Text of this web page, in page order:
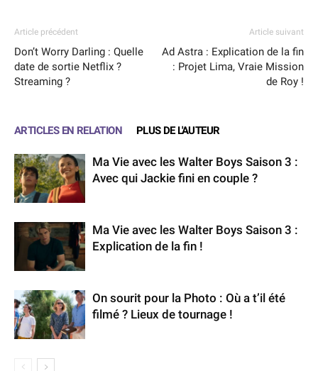
Article précédent
Don’t Worry Darling : Quelle
date de sortie Netflix ?
Streaming ?
Article suivant
Ad Astra : Explication de la fin
: Projet Lima, Vraie Mission
de Roy !
ARTICLES EN RELATION PLUS DE L'AUTEUR
Ma Vie avec les Walter Boys Saison 3 :
Avec qui Jackie fini en couple ?
Ma Vie avec les Walter Boys Saison 3 :
Explication de la fin !
On sourit pour la Photo : Où a t’il été
filmé ? Lieux de tournage !